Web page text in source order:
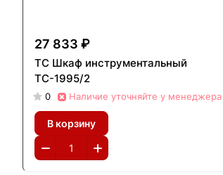
27 833 ₽
ТС Шкаф инструментальный
ТС-1995/2
0 Наличие уточняйте у менеджера
В корзину